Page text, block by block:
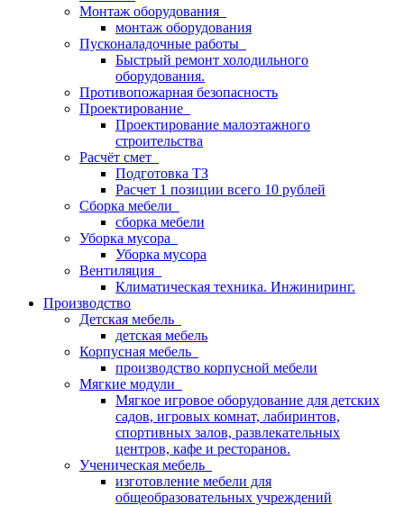
Монтаж оборудования
монтаж оборудования
Пусконаладочные работы
Быстрый ремонт холодильного
оборудования.
Противопожарная безопасность
Проектирование
Проектирование малоэтажного
строительства
Расчёт смет
Подготовка ТЗ
Расчет 1 позиции всего 10 рублей
Сборка мебели
сборка мебели
Уборка мусора
Уборка мусора
Вентиляция
Климатическая техника. Инжиниринг.
Производство
Детская мебель
детская мебель
Корпусная мебель
производство корпусной мебели
Мягкие модули
Мягкое игровое оборудование для детских
садов, игровых комнат, лабиринтов,
спортивных залов, развлекательных
центров, кафе и ресторанов.
Ученическая мебель
изготовление мебели для
общеобразовательных учреждений